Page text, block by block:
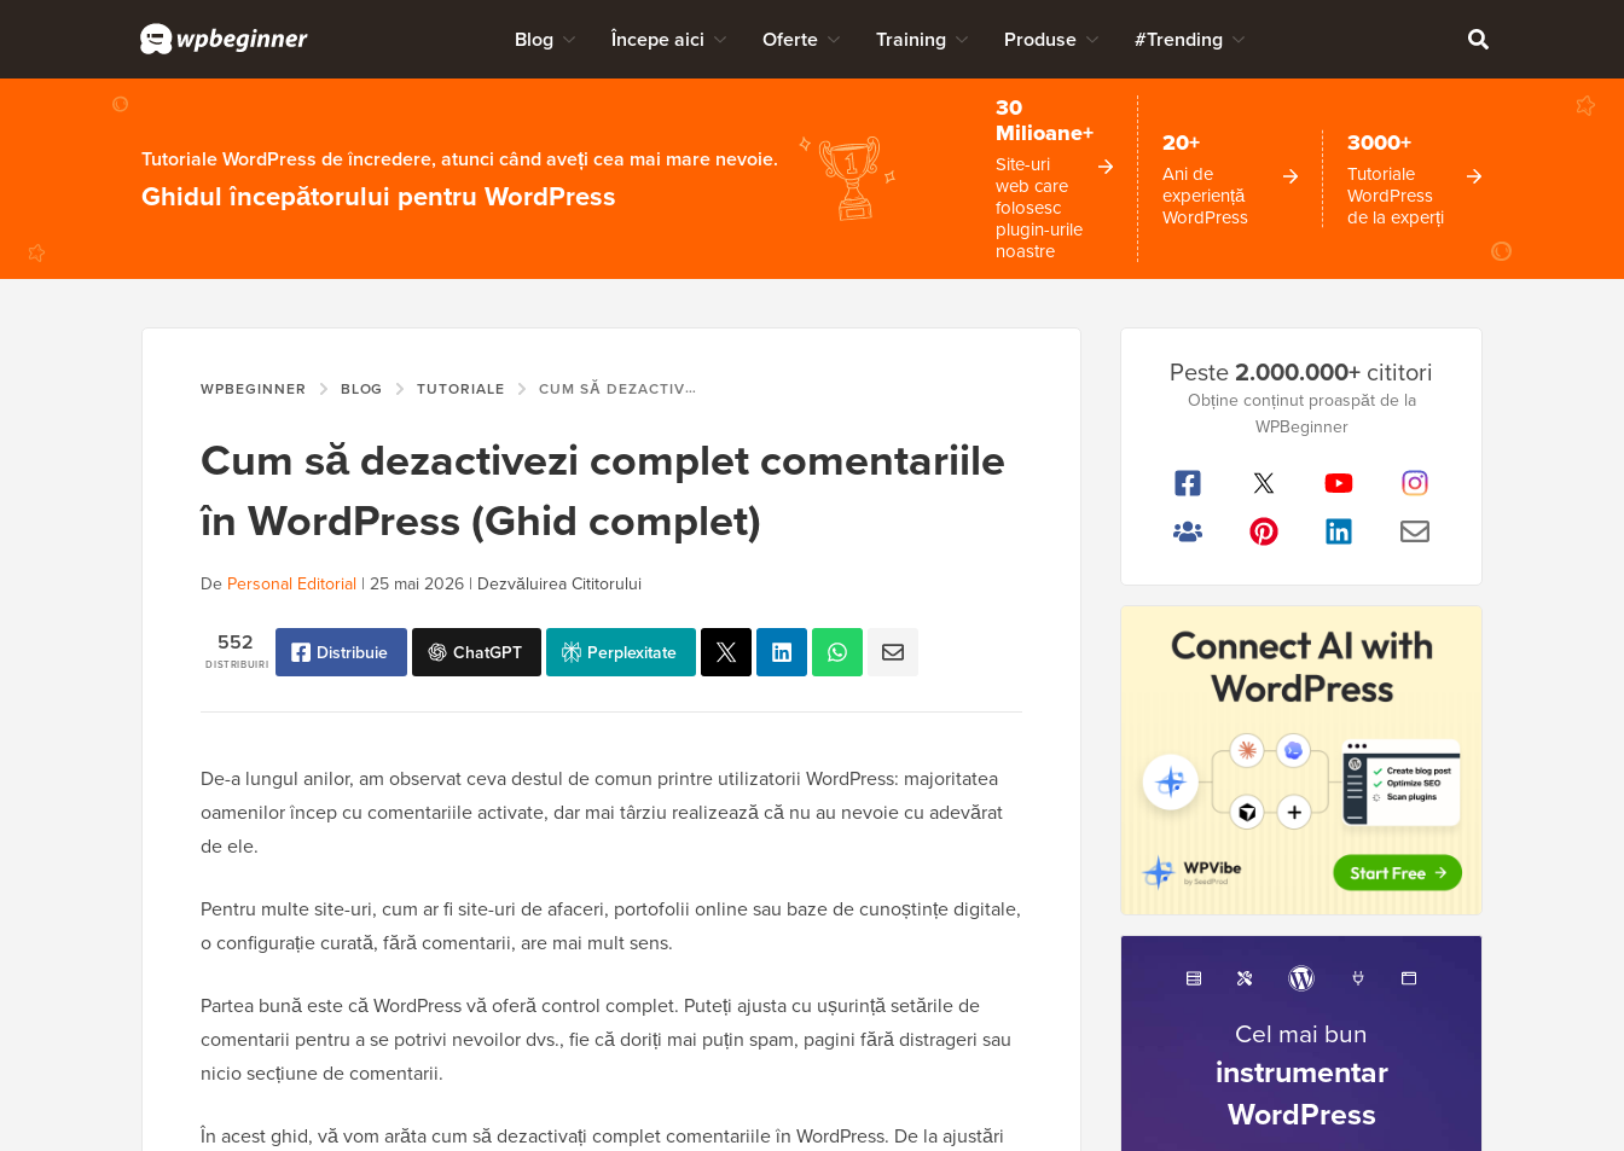
Blog Începe aici Oferte Training Produse #Trending
Tutoriale WordPress de încredere, atunci când aveți cea mai mare nevoie.
Ghidul începătorului pentru WordPress
30
Milioane+
Site-uri
web care
folosesc
plugin-urile
noastre
20+
Ani de
experiență
WordPress
3000+
Tutoriale
WordPress
de la experți
WPBEGINNER BLOG TUTORIALE CUM SĂ DEZACTIVEZI COMPLET COMENTARIILE ÎN WORDPRESS (GHID COMPLET)
Cum să dezactivezi complet comentariile
în WordPress (Ghid complet)
De Personal Editorial | 25 mai 2026 | Dezvăluirea Cititorului
DISTRIBUIRI
552 Distribuie ChatGPT Perplexitate
De-a lungul anilor, am observat ceva destul de comun printre utilizatorii WordPress: majoritatea
oamenilor încep cu comentariile activate, dar mai târziu realizează că nu au nevoie cu adevărat
de ele.
Pentru multe site-uri, cum ar fi site-uri de afaceri, portofolii online sau baze de cunoștințe digitale,
o configurație curată, fără comentarii, are mai mult sens.
Partea bună este că WordPress vă oferă control complet. Puteți ajusta cu ușurință setările de
comentarii pentru a se potrivi nevoilor dvs., fie că doriți mai puțin spam, pagini fără distrageri sau
nicio secțiune de comentarii.
În acest ghid, vă vom arăta cum să dezactivați complet comentariile în WordPress. De la ajustări
laterală
Peste2.000.000+ cititori
Obține conținut proaspăt de la
WPBeginner
Cel mai bun
instrumentar
WordPress